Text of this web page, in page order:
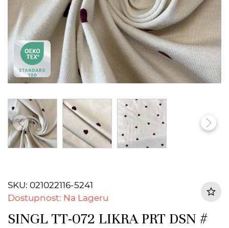
SKU: 021022116-5241
Dostupnost: Na Lageru
SINGL TT-072 LIKRA PRT DSN #